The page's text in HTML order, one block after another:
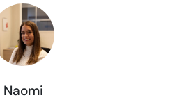
talent acquisition specialist
Naomi